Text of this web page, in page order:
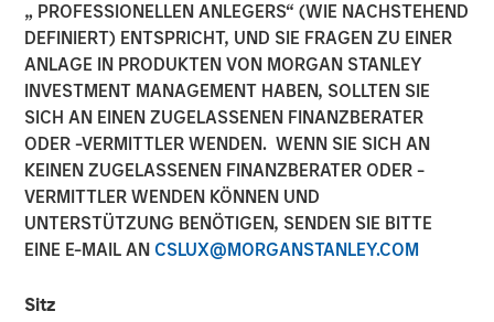
„ PROFESSIONELLEN ANLEGERS“ (WIE NACHSTEHEND
DEFINIERT) ENTSPRICHT, UND SIE FRAGEN ZU EINER
ANLAGE IN PRODUKTEN VON MORGAN STANLEY
INVESTMENT MANAGEMENT HABEN, SOLLTEN SIE
SICH AN EINEN ZUGELASSENEN FINANZBERATER
ODER -VERMITTLER WENDEN. WENN SIE SICH AN
KEINEN ZUGELASSENEN FINANZBERATER ODER -
VERMITTLER WENDEN KÖNNEN UND
UNTERSTÜTZUNG BENÖTIGEN, SENDEN SIE BITTE
EINE E-MAIL AN CSLUX@MORGANSTANLEY.COM
Sitz
06 MÄRZ 2014
LONDON — Mar 6, 2014
Morgan Stanley Global Private Equity (“MSPE”) today
announced the recent completion of the sale of its
parent company of Zenith, to HgCapital, a UK-based